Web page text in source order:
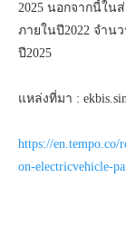
2025 นอกจากนี้ใน
ภายในปี2022 จำน
ปี2025
แหล่งที่มา :
https://en.tempo.co/
on-electricvehicle-